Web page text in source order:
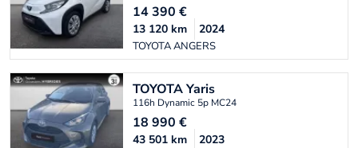
14 390 €
TOYOTA ANGERS
13 120 km 2024
TOYOTAYaris
116h Dynamic 5p MC24
18 990 €
43 501 km 2023